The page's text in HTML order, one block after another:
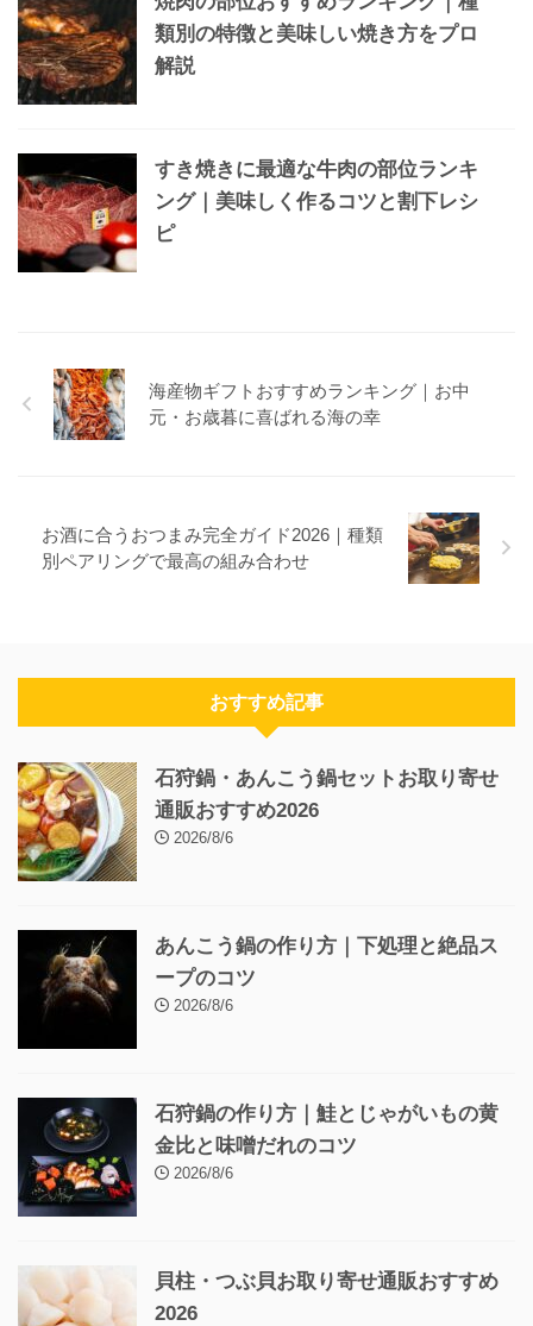
類別の特徴と美味しい焼き方をプロ
解説
すき焼きに最適な牛肉の部位ランキ
ング｜美味しく作るコツと割下レシ
ピ
海産物ギフトおすすめランキング｜お中
元・お歳暮に喜ばれる海の幸
お酒に合うおつまみ完全ガイド2026｜種類
別ペアリングで最高の組み合わせ
おすすめ記事
石狩鍋・あんこう鍋セットお取り寄せ
通販おすすめ2026
2026/8/6
あんこう鍋の作り方｜下処理と絶品ス
ープのコツ
2026/8/6
石狩鍋の作り方｜鮭とじゃがいもの黄
金比と味噌だれのコツ
2026/8/6
貝柱・つぶ貝お取り寄せ通販おすすめ
2026